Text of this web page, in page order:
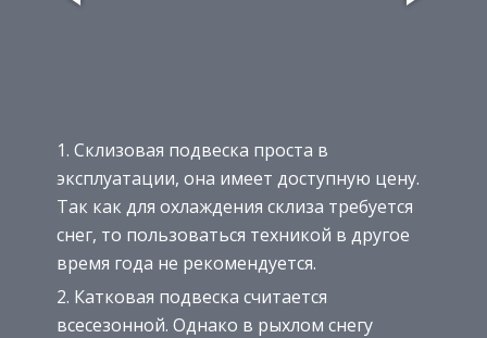
Склизовая подвеска проста в
эксплуатации, она имеет доступную цену.
Так как для охлаждения склиза требуется
снег, то пользоваться техникой в другое
время года не рекомендуется.
Катковая подвеска считается
всесезонной. Однако в рыхлом снегу